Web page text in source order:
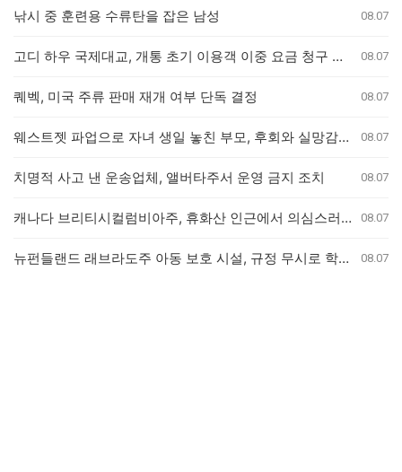
낚시 중 훈련용 수류탄을 잡은 남성 08.07
고디 하우 국제대교, 개통 초기 이용객 이중 요금 청구 의혹 제기 08.07
퀘벡, 미국 주류 판매 재개 여부 단독 결정 08.07
웨스트젯 파업으로 자녀 생일 놓친 부모, 후회와 실망감 호소 08.07
치명적 사고 낸 운송업체, 앨버타주서 운영 금지 조치 08.07
캐나다 브리티시컬럼비아주, 휴화산 인근에서 의심스러운 산불 잇따라 발생 08.07
뉴펀들랜드 래브라도주 아동 보호 시설, 규정 무시로 학대 사건 은폐 의혹 08.07